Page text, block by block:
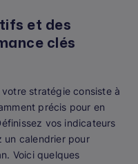
et des
clés
stratégie consiste à
précis pour en
vos indicateurs
un calendrier pour
Voici quelques